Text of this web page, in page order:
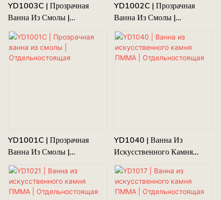
YD1003C | Прозрачная
Ванна Из Смолы |
Отдельностоящая
YD1002C | Прозрачная
Ванна Из Смолы |
Отдельностоящая
YD1001C | Прозрачная
Ванна Из Смолы |
Отдельностоящая
YD1040 | Ванна Из
Искусственного Камня
ПММА | Отдельностоящая